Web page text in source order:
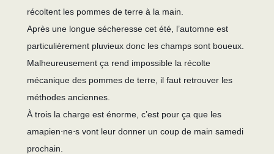
récoltent les pommes de terre à la main.
Après une longue sécheresse cet été , l’automne est
particulièrement pluvieux donc les champs sont boueux.
Malheureusement ça rend impossible la récolte
mécaniquedes pommes de terre, il faut retrouver les
méthodes anciennes.
À trois la charge est énorme, c’est pour ça que les
amapien⋅ne⋅s vont leur donner un coup de main samedi
prochain.